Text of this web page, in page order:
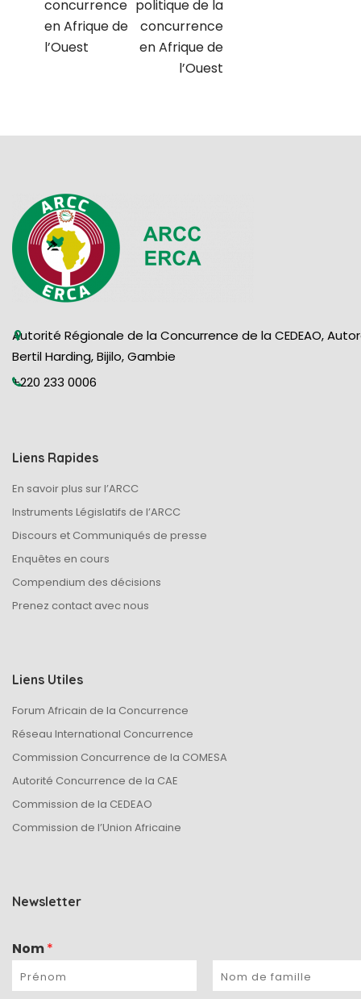
concurrence
en Afrique de
l’Ouest
politique de la
concurrence
en Afrique de
l’Ouest
Autorité Régionale de la Concurrence de la CEDEAO,
Bertil Harding, Bijilo, Gambie
+220 233 0006
Liens Rapides
En savoir plus sur l’ARCC
Instruments Législatifs de l’ARCC
Discours et Communiqués de presse
Enquêtes en cours
Compendium des décisions
Prenez contact avec nous
Liens Utiles
Forum Africain de la Concurrence
Réseau International Concurrence
Commission Concurrence de la COMESA
Autorité Concurrence de la CAE
Commission de la CEDEAO
Commission de l’Union Africaine
Newsletter
Nom*